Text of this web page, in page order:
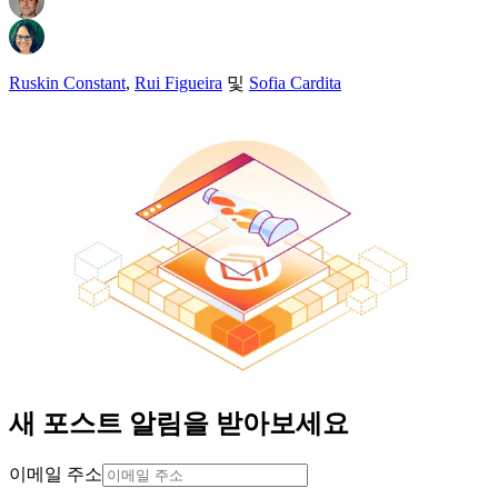
Ruskin Constant, Rui Figueira 및 Sofia Cardita
새 포스트 알림을 받아보세요
이메일 주소